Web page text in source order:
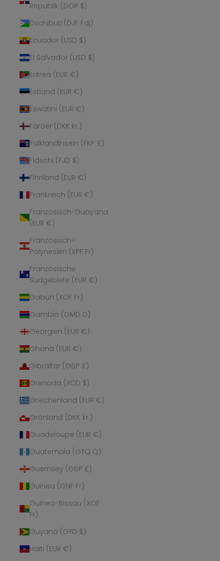
Republik (DOP $)
Dschibuti (DJF Fdj)
Ecuador (USD $)
El Salvador (USD $)
Eritrea (EUR €)
Estland (EUR €)
Eswatini (EUR €)
Färöer (DKK kr.)
Falklandinseln (FKP £)
Fidschi (FJD $)
Finnland (EUR €)
Frankreich (EUR €)
Französisch-Guayana
(EUR €)
Französisch-
Polynesien (XPF Fr)
Französische
Südgebiete (EUR €)
Gabun (XOF Fr)
Gambia (GMD D)
Georgien (EUR €)
Ghana (EUR €)
Gibraltar (GBP £)
Grenada (XCD $)
Griechenland (EUR €)
Grönland (DKK kr.)
Guadeloupe (EUR €)
Guatemala (GTQ Q)
Guernsey (GBP £)
Guinea (GNF Fr)
Guinea-Bissau (XOF
Fr)
Guyana (GYD $)
Haiti (EUR €)